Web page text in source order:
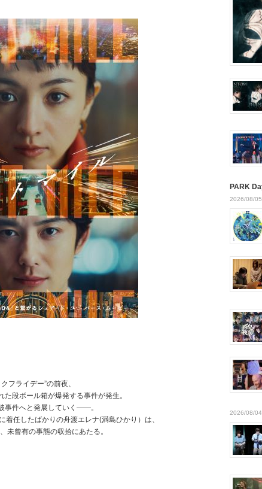
フライデー”の前夜、
段ボール箱が爆発する事件が発生。
事件へと発展していく—―。
任したばかりの舟渡エレナ(満島ひかり）は、
未曾有の事態の収拾にあたる。
PARK
2026/08/05
2026/08/04